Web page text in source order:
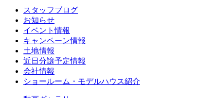
スタッフブログ
お知らせ
イベント情報
キャンペーン情報
土地情報
近日分譲予定情報
会社情報
ショールーム・モデルハウス紹介